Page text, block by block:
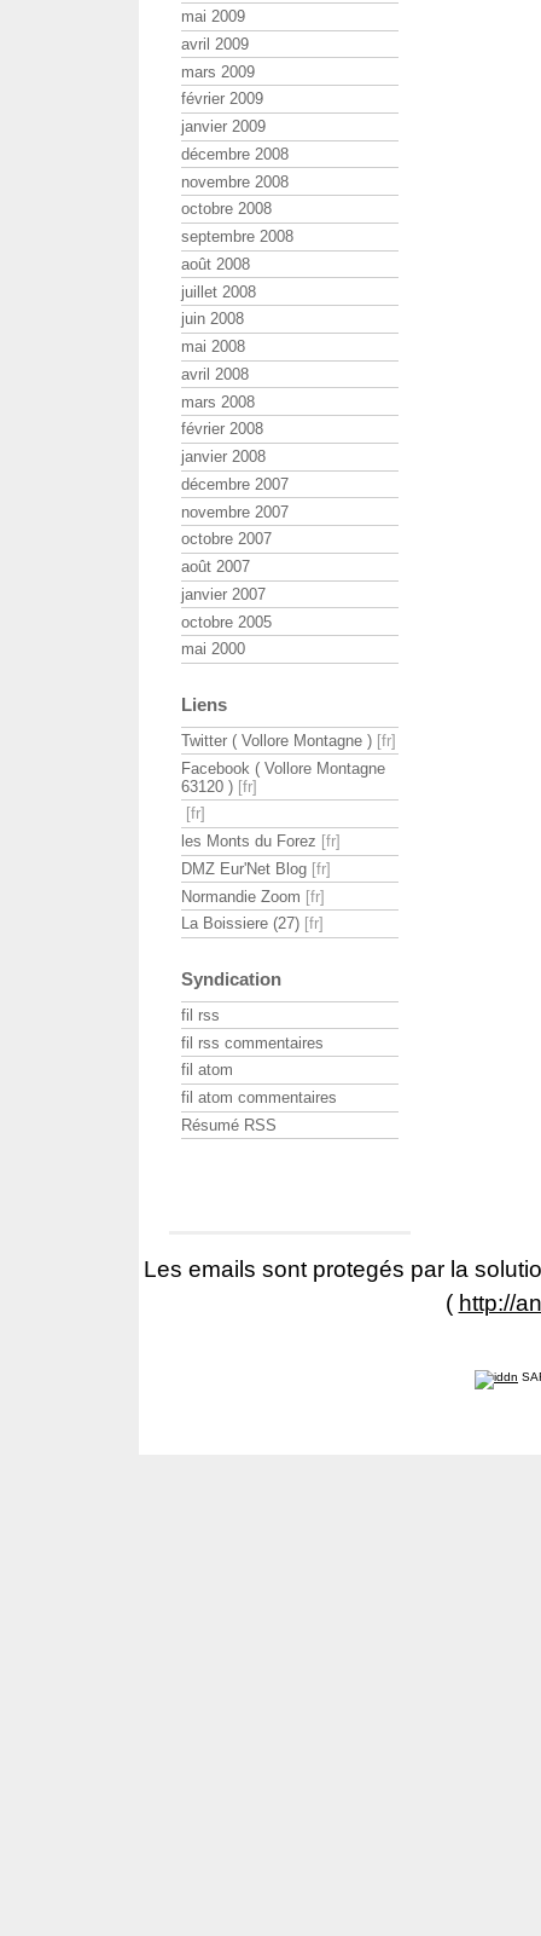
mai 2009
avril 2009
mars 2009
février 2009
janvier 2009
décembre 2008
novembre 2008
octobre 2008
septembre 2008
août 2008
juillet 2008
juin 2008
mai 2008
avril 2008
mars 2008
février 2008
janvier 2008
décembre 2007
novembre 2007
octobre 2007
août 2007
janvier 2007
octobre 2005
mai 2000
Liens
Twitter ( Vollore Montagne )
Facebook ( Vollore Montagne
63120 )
les Monts du Forez
DMZ Eur'Net Blog
Normandie Zoom
La Boissiere (27)
Syndication
fil rss
fil rss commentaires
fil atom
fil atom commentaires
Résumé RSS
Les emails sont protegés par la
( http://